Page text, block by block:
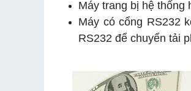
Máy trang bị hệ
Máy có cổng RS232
RS232 để chuyển tải